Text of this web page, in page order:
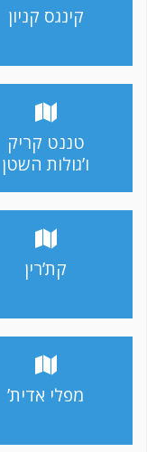
קינגס קניון
טננט קריק
ו’גולות השטן
קת’רין
מפלי אדית’